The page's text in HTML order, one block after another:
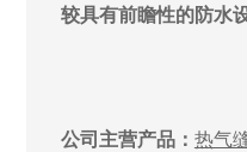
较具有前瞻性的防水
公司主营产品： 热气